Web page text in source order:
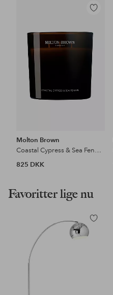
Tilføj
favoritter
Molton Brown
Coastal Cypress & Sea Fennel Luxury Scented Candle
825 DKK
Favoritter lige nu
Tilføj
til